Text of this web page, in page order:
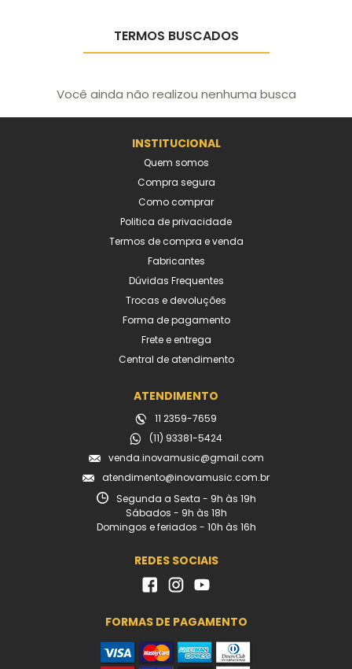
TERMOS BUSCADOS
Você ainda não realizou nenhuma busca
INSTITUCIONAL
Quem somos
Compra segura
Como comprar
Politica de privacidade
Termos de compra e venda
Fabricantes
Dúvidas Frequentes
Trocas e devoluções
Forma de pagamento
Frete e entrega
Central de atendimento
ATENDIMENTO
11 2359-7659
(11) 93381-5424
venda.inovamusic@gmail.com
atendimento@inovamusic.com.br
Segunda a Sexta - 9h às 19h
Sábados - 9h às 18h
Domingos e feriados - 10h às 16h
REDES SOCIAIS
FORMAS DE PAGAMENTO